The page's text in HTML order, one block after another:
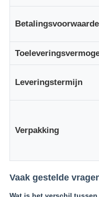
Leveringstermijn
Verpakking
Vaak gestelde
Wat is het verschil tussen